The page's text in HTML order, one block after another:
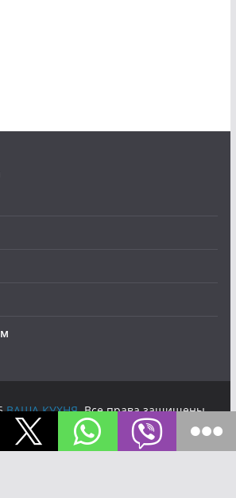
ВАША КУХНЯ. Все права защищены.
от ThemeGrill. Создано наWordPress.